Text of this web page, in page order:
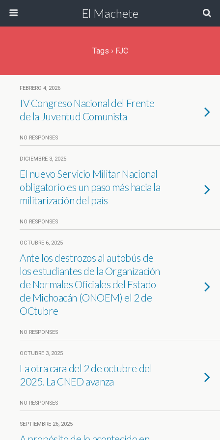
El Machete
Tags › FJC
FEBRERO 4, 2026
IV Congreso Nacional del Frente
de la Juventud Comunista
NO RESPONSES
DICIEMBRE 3, 2025
El nuevo Servicio Militar Nacional
obligatorio es un paso más hacia la
militarización del país
NO RESPONSES
OCTUBRE 6, 2025
Ante los destrozos al autobús de
los estudiantes de la Organización
de Normales Oficiales del Estado
de Michoacán (ONOEM) el 2 de
OCtubre
NO RESPONSES
OCTUBRE 3, 2025
La otra cara del 2 de octubre del
2025. La CNED avanza
NO RESPONSES
SEPTIEMBRE 26, 2025